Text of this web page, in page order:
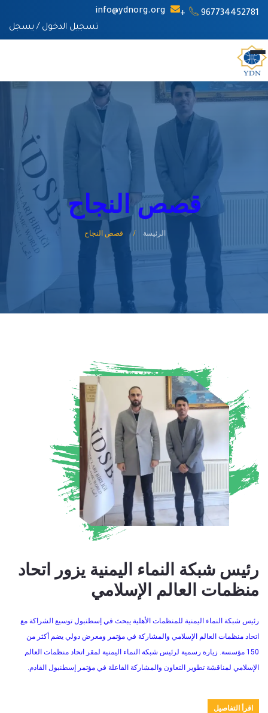
967734452781+
info@ydnorg.org
تسجيل الدخول / يسجل
قصص النجاح
الرئيسة قصص النجاح
رئيس شبكة النماء اليمنية يزور اتحاد
منظمات العالم الإسلامي
رئيس شبكة النماء اليمنية للمنظمات الأهلية يبحث في إسطنبول توسيع الشراكة مع
اتحاد منظمات العالم الإسلامي والمشاركة في مؤتمر ومعرض دولي يضم أكثر من
150 مؤسسة. زيارة رسمية لرئيس شبكة النماء اليمنية لمقر اتحاد منظمات العالم
الإسلامي لمناقشة تطوير التعاون والمشاركة الفاعلة في مؤتمر إسطنبول القادم.
اقرأ التفاصيل